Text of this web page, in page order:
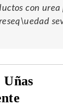
con urea